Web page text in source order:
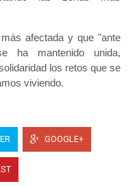
afectada y que "ante
ha mantenido unida,
los retos que se
viviendo.
GOOGLE+